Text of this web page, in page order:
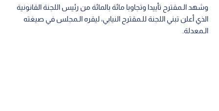
وشهد الـمقترح تأييدا وتجاوبا مائة بالمائة من رئيس اللجنة القانونية
الذي أعلن تبني اللجنة للـمقترح النيابي، ليقره الـمجلس في صيغته
الـمعدلة.